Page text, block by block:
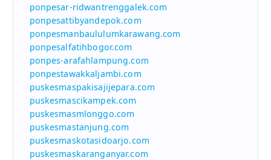
ponpesar-ridwantrenggalek.com
ponpesattibyandepok.com
ponpesmanbaululumkarawang.com
ponpesalfatihbogor.com
ponpes-arafahlampung.com
ponpestawakkaljambi.com
puskesmaspakisajijepara.com
puskesmascikampek.com
puskesmasmlonggo.com
puskesmastanjung.com
puskesmaskotasidoarjo.com
puskesmaskaranganyar.com